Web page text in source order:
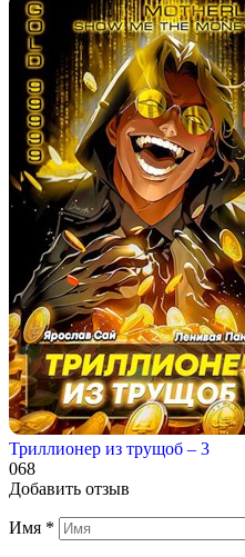
Триллионер из трущоб – 3
068
Добавить отзыв
Имя *